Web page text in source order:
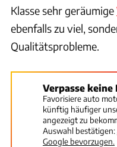
Klasse sehr geräumige
ebenfalls zu viel,
Qualitätsprobleme.
Verpasse keine
Favorisiere auto
künftig häufiger
angezeigt zu
Auswahl bestätigen:
Google bevorzugen.